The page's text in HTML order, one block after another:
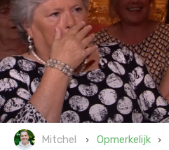
Mitchel Opmerkelijk